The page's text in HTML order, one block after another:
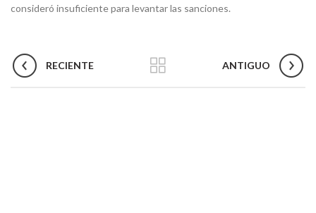
consideró insuficiente para levantar las sanciones.
RECIENTE ANTIGUO